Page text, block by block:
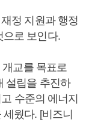
정 지원과 행정
으로 보인다.
교를 목표로
설립을 추진하
수준의 에너지
웠다. [비즈니